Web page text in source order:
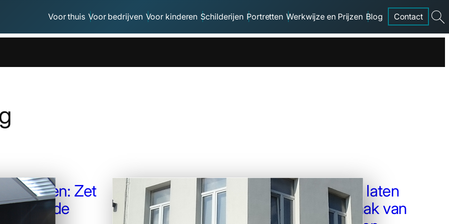
Voor thuis Voor bedrijven Voor kinderen Schilderijen Portretten Werkwijze en Prijzen Blog Contact
Zet
in de
Logo op Gevel laten
schilderen: Maak van